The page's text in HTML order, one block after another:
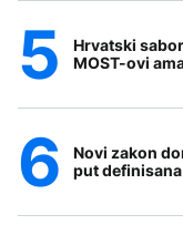
Hrvatski
MOST-ovi
Novi zakon
put